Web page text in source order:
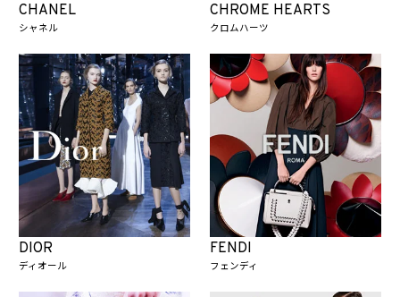
CHANEL
シャネル
CHROME HEARTS
クロムハーツ
DIOR
ディオール
FENDI
フェンディ